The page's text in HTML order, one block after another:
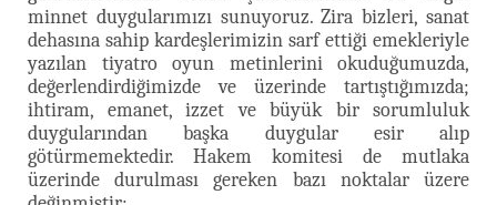
minnet duygularımızı sunuyoruz. Zira bizleri, sanat
dehasına sahip kardeşlerimizin sarf ettiği emekleriyle
yazılan tiyatro oyun metinlerini okuduğumuzda,
değerlendirdiğimizde ve üzerinde tartıştığımızda;
ihtiram, emanet, izzet ve büyük bir sorumluluk
duygularından başka duygular esir alıp
götürmemektedir. Hakem komitesi de mutlaka
üzerinde durulması gereken bazı noktalar üzere